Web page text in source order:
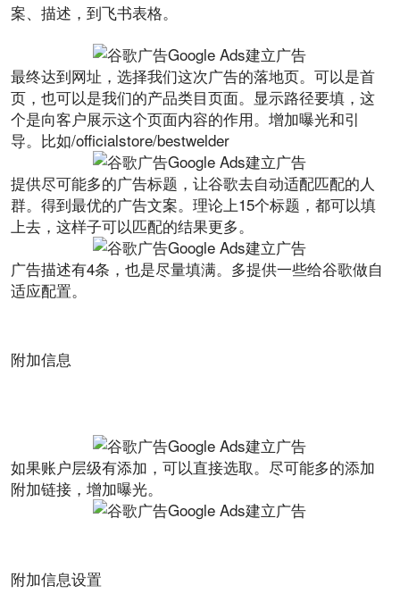
案、描述，到飞书表格。
最终达到网址，选择我们这次广告的落地页。可以是首
页，也可以是我们的产品类目页面。显示路径要填，这
个是向客户展示这个页面内容的作用。增加曝光和引
导。比如/officialstore/bestwelder
提供尽可能多的广告标题，让谷歌去自动适配匹配的人
群。得到最优的广告文案。理论上15个标题，都可以填
上去，这样子可以匹配的结果更多。
广告描述有4条，也是尽量填满。多提供一些给谷歌做自
适应配置。
附加信息
如果账户层级有添加，可以直接选取。尽可能多的添加
附加链接，增加曝光。
附加信息设置